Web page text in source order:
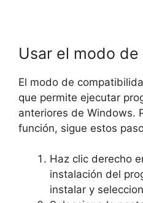
Usar el modo
El modo de
que permite ejecutar
anteriores de Windows.
función, sigue estos
Haz clic derecho
instalación del
instalar y